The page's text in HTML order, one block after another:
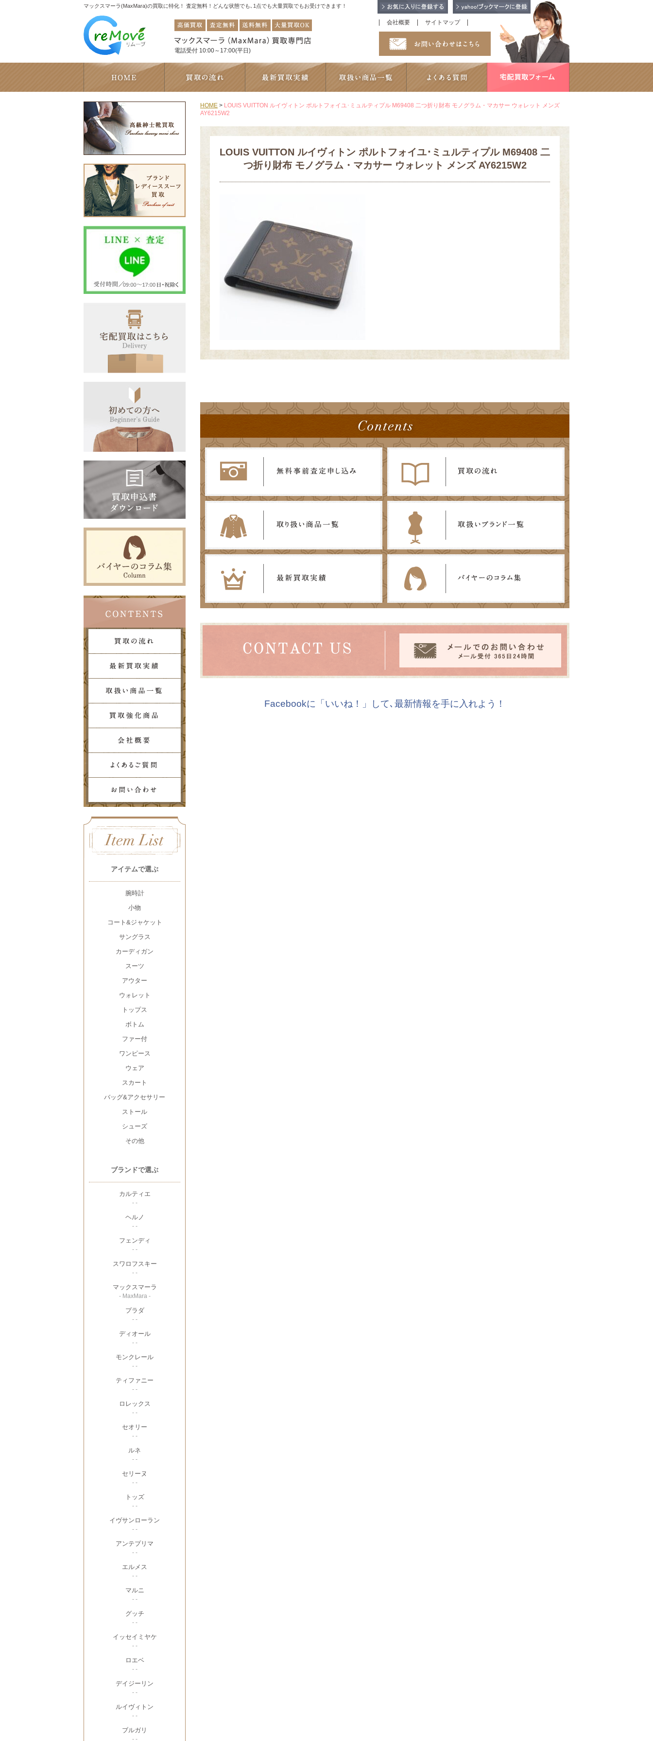
マックスマーラ(MaxMara)の買取に特化！ 査定無料！どんな状態でも､1点でも大量買取でもお受けできます！
電話受付 10:00～17:00(平日)
会社概要 サイトマップ
HOME > LOUIS VUITTON ルイヴィトン ポルトフォイユ･ミュルティプル M69408 二つ折り財布 モノグラム・マカサー ウォレット メンズ
AY6215W2
LOUIS VUITTON ルイヴィトン ポルトフォイユ･ミュルティプル M69408 二
つ折り財布 モノグラム・マカサー ウォレット メンズ AY6215W2
Facebookに「いいね！」して､最新情報を手に入れよう！
アイテムで選ぶ
腕時計
小物
コート&ジャケット
サングラス
カーディガン
スーツ
アウター
ウォレット
トップス
ボトム
ファー付
ワンピース
ウェア
スカート
バッグ&アクセサリー
ストール
シューズ
その他
ブランドで選ぶ
カルティエ
- -
ヘルノ
- -
フェンディ
- -
スワロフスキー
- -
マックスマーラ
- MaxMara -
プラダ
- -
ディオール
- -
モンクレール
- -
ティファニー
- -
ロレックス
- -
セオリー
- -
ルネ
- -
セリーヌ
- -
トッズ
- -
イヴサンローラン
- -
アンテプリマ
- -
エルメス
- -
マルニ
- -
グッチ
- -
イッセイミヤケ
- -
ロエベ
- -
デイジーリン
- -
ルイヴィトン
- -
ブルガリ
- -